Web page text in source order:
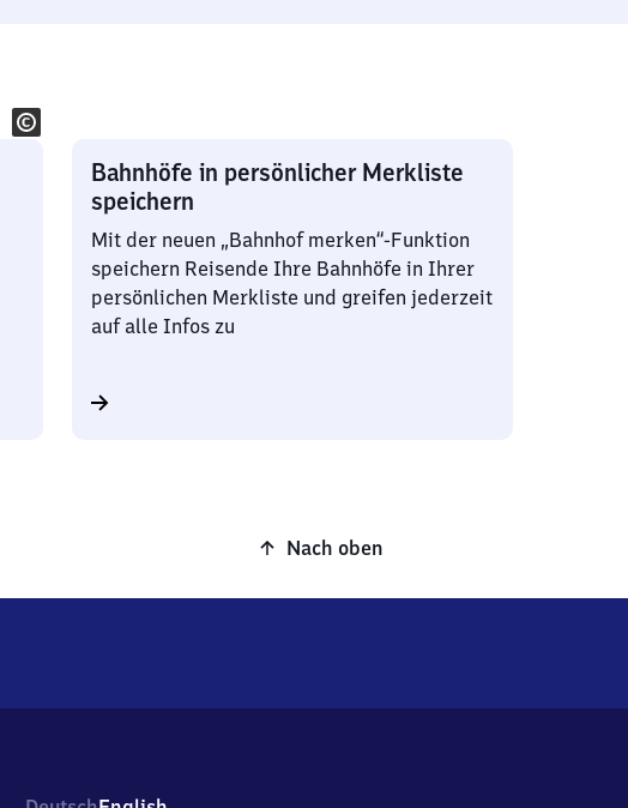
Bahnhöfe in persönlicher Merkliste
speichern
Mit der neuen „Bahnhof merken“-Funktion
speichern Reisende Ihre Bahnhöfe in Ihrer
persönlichen Merkliste und greifen jederzeit
auf alle Infos zu
Nach oben